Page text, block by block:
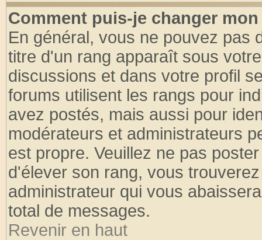
Comment puis-je changer
En général, vous ne pouvez pas
titre d'un rang apparaît sous
discussions et dans votre profil
forums utilisent les rangs pour
avez postés, mais aussi pour
modérateurs et administrateurs
est propre. Veuillez ne pas
d'élever son rang, vous
administrateur qui vous
total de messages.
Revenir en haut